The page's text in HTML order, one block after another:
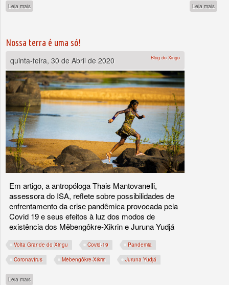
Leia mais sobre DPU recomenda consulta a indígenas da Volta Grande do Xingu para
Leia mais
Nossa terra é uma só!
quinta-feira, 30 de Abril de 2020
Blog do Xingu
Em artigo, a antropóloga Thais Mantovanelli,
assessora do ISA, reflete sobre possibilidades de
enfrentamento da crise pandêmica provocada pela
Covid 19 e seus efeitos à luz dos modos de
existência dos Mẽbengôkre-Xikrin e Juruna Yudjá
Volta Grande do Xingu Covid-19 Pandemia
Coronavírus Mẽbengôkre-Xikrin Juruna Yudjá
Leia mais